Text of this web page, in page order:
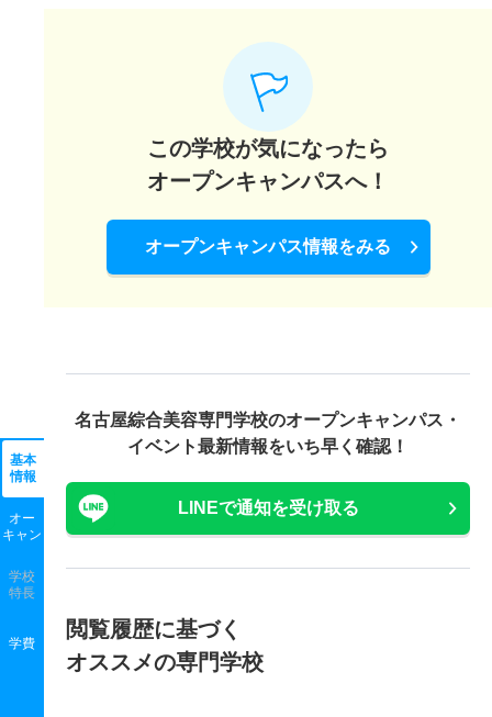
基本
情報
オー
キャン
学校
特長
学費
この学校が気になったら
オープンキャンパスへ！
オープンキャンパス情報をみる
名古屋綜合美容専門学校のオープンキャンパス・
イベント最新情報をいち早く確認！
LINEで通知を受け取る
閲覧履歴に基づく
オススメの専門学校